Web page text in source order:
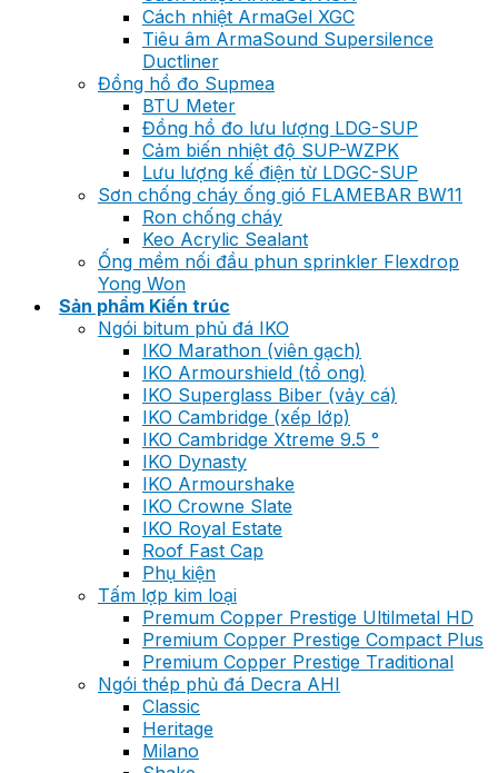
Cách nhiệt ArmaGel XGC
Tiêu âm ArmaSound Supersilence
Ductliner
Đồng hồ đo Supmea
BTU Meter
Đồng hồ đo lưu lượng LDG-SUP
Cảm biến nhiệt độ SUP-WZPK
Lưu lượng kế điện từ LDGC-SUP
Sơn chống cháy ống gió FLAMEBAR BW11
Ron chống cháy
Keo Acrylic Sealant
Ống mềm nối đầu phun sprinkler Flexdrop
Yong Won
Sản phẩm Kiến trúc
Ngói bitum phủ đá IKO
IKO Marathon (viên gạch)
IKO Armourshield (tổ ong)
IKO Superglass Biber (vảy cá)
IKO Cambridge (xếp lớp)
IKO Cambridge Xtreme 9.5 °
IKO Dynasty
IKO Armourshake
IKO Crowne Slate
IKO Royal Estate
Roof Fast Cap
Phụ kiện
Tấm lợp kim loại
Premum Copper Prestige Ultilmetal HD
Premium Copper Prestige Compact Plus
Premium Copper Prestige Traditional
Ngói thép phủ đá Decra AHI
Classic
Heritage
Milano